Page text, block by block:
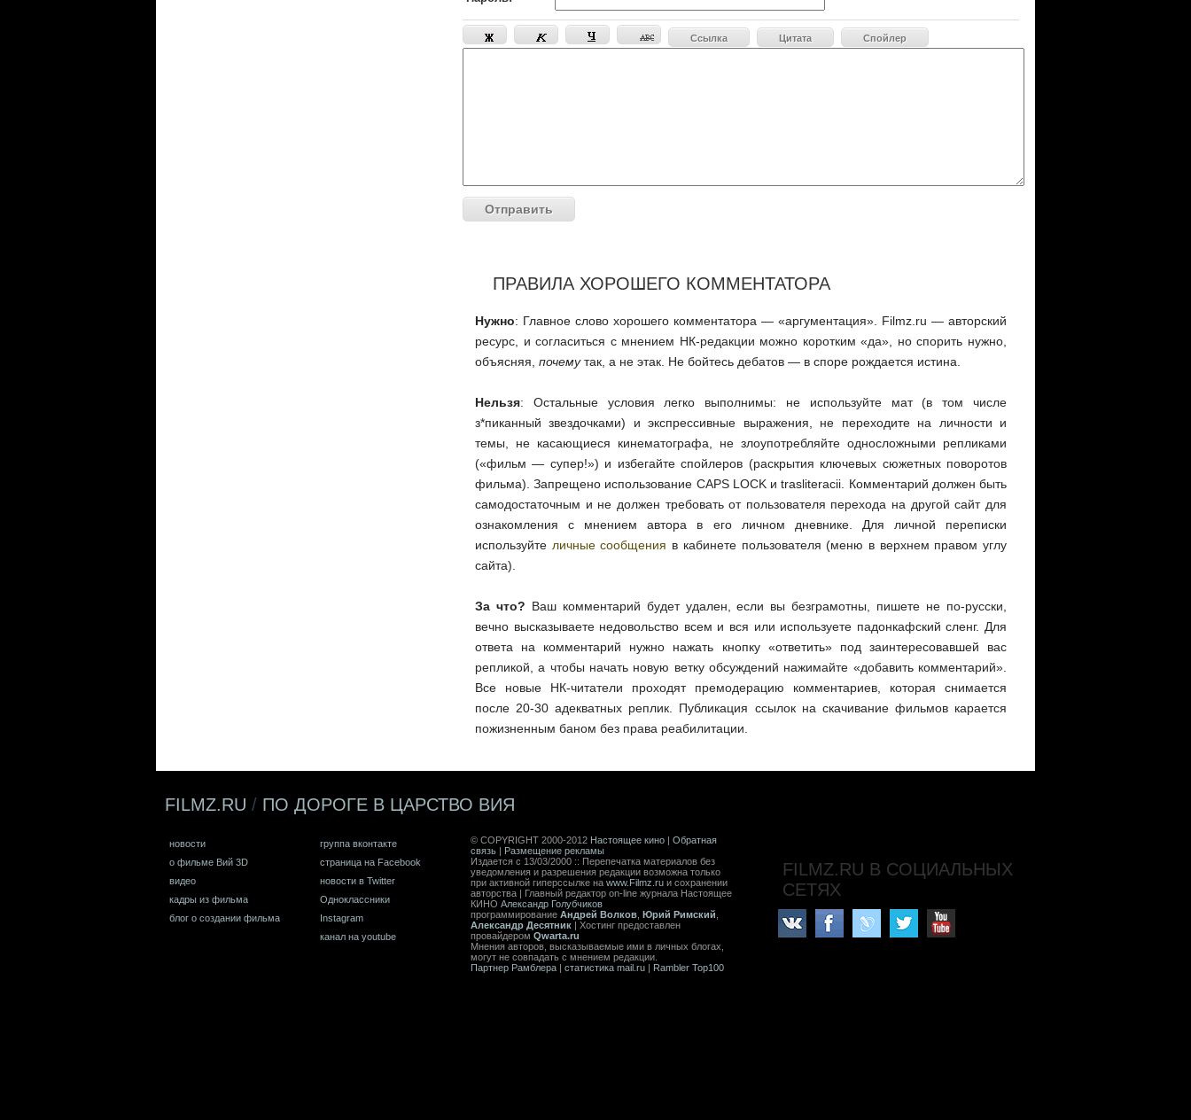
Ссылка Цитата Спойлер
ПРАВИЛА ХОРОШЕГО КОММЕНТАТОРА
Нужно: Главное слово хорошего комментатора — «аргументация». Filmz.ru — авторский
ресурс, и согласиться с мнением НК-редакции можно коротким «да», но спорить нужно,
объясняя, почемутак, а не этак. Не бойтесь дебатов — в споре рождается истина.
Нельзя: Остальные условия легко выполнимы: не используйте мат (в том числе
з*пиканный звездочками) и экспрессивные выражения, не переходите на личности и
темы, не касающиеся кинематографа, не злоупотребляйте односложными репликами
(«фильм — супер!») и избегайте спойлеров (раскрытия ключевых сюжетных поворотов
фильма). Запрещено использование CAPS LOCK и trasliteracii. Комментарий должен быть
самодостаточным и не должен требовать от пользователя перехода на другой сайт для
ознакомления с мнением автора в его личном дневнике. Для личной переписки
используйте личные сообщения в кабинете пользователя (меню в верхнем правом углу
сайта).
За что? Ваш комментарий будет удален, если вы безграмотны, пишете не по-русски,
вечно высказываете недовольство всем и вся или используете падонкафский сленг. Для
ответа на комментарий нужно нажать кнопку «ответить» под заинтересовавшей вас
репликой, а чтобы начать новую ветку обсуждений нажимайте «добавить комментарий».
Все новые НК-читатели проходят премодерацию комментариев, которая снимается
после 20-30 адекватных реплик. Публикация ссылок на скачивание фильмов карается
пожизненным баном без права реабилитации.
FILMZ.RU / ПО ДОРОГЕ В ЦАРСТВО ВИЯ
новости
о фильме Вий 3D
видео
кадры из фильма
блог о создании фильма
группа вконтакте
страница на Facebook
новости в Twitter
Одноклассники
Instagram
канал на youtube
© COPYRIGHT 2000-2012 Настоящее кино | Обратная
связь | Размещение рекламы
Издается с 13/03/2000 :: Перепечатка материалов без
уведомления и разрешения редакции возможна только
при активной гиперссылке на www.Filmz.ru и сохранении
авторства | Главный редактор on-line журнала Настоящее
КИНО Александр Голубчиков
программирование Андрей Волков Юрий Римский
Александр Десятник | Хостинг предоставлен
провайдером Qwarta.ru
Мнения авторов, высказываемые ими в личных блогах,
могут не совпадать с мнением редакции.
Партнер Рамблера | статистика mail.ru | Rambler Top100
FILMZ.RU В СОЦИАЛЬНЫХ
СЕТЯХ